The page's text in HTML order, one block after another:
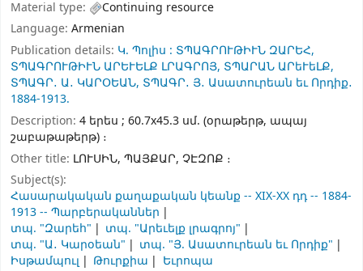
Material type:
Continuing resource
Language: Armenian
Publication details: Կ. Պոլիս : ՏՊԱԳՐՈՒԹԻՒՆ ԶԱՐԵՀ,
ՏՊԱԳՐՈՒԹԻՒՆ ԱՐԵՒԵԼՔ ԼՐԱԳՐՈՅ, ՏՊԱՐԱՆ ԱՐեՒեԼՔ,
ՏՊԱԳՐ․ Ա․ ԿԱՐՕԵԱՆ, ՏՊԱԳՐ․ Յ․ Ասատուրեան եւ Որդիք․
1884-1913.
Description: 4 երես ; 60.7x45.3 սմ. (օրաթերթ, ապայ
շաբաթաթերթ) ։
Other title: ԼՈՒՍԻՆ, ՊԱՅՔԱՐ, ՉԷԶՈՔ ։
Subject(s):
Հասարակական քաղաքական կեանք -- XIX-XX դդ -- 1884-
1913 -- Պարբերականներ
տպ. "Զարեհ"
տպ. "Արեւելք լրագրոյ"
տպ. "Ա․ Կարօեան"
տպ. "Յ. Ասատուրեան եւ Որդիք"
Իսթամպուլ
Թուրքիա
Եւրոպա